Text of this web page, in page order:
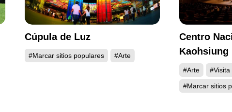
Cúpula de Luz
#Marcar sitios populares #Arte
Centro
Kaohsiung
#Arte #Visita
#Marcar sitios